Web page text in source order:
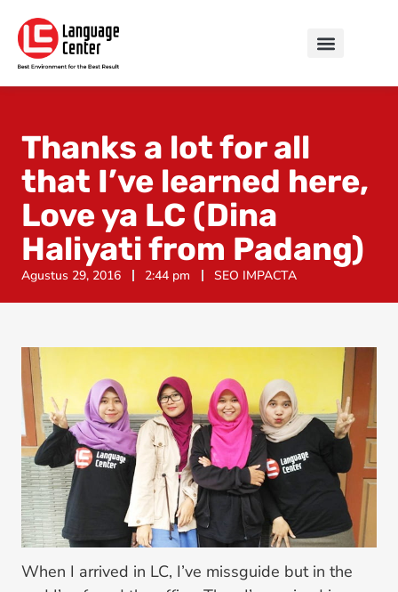
Thanks a lot for all
that I’ve learned here,
Love ya LC (Dina
Haliyati from Padang)
Agustus 29, 2016 2:44 pm SEO IMPACTA
When I arrived in LC, I’ve missguide but in the